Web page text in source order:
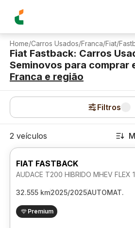
Home/Carros Usados/Franca/Fiat/
Fiat Fastback: Carros
Seminovos para comprar
Franca e região
Filtros
2 veículos
FIAT FASTBACK
AUDACE T200 HIBRIDO MHEV FLEX
32.555 km2025/2025AUTOMAT.
Premium